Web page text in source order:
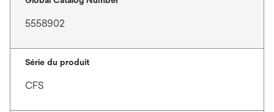
5558902
Série du produit
CFS